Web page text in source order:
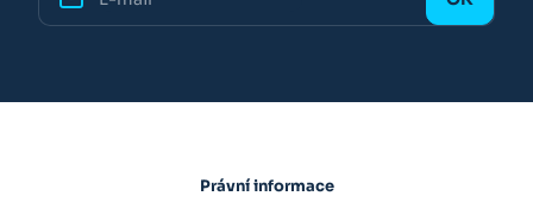
Právní informace